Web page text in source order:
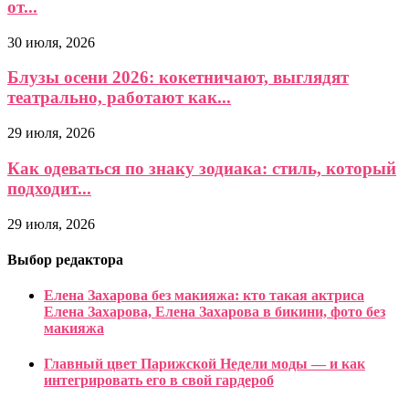
от...
30 июля, 2026
Блузы осени 2026: кокетничают, выглядят
театрально, работают как...
29 июля, 2026
Как одеваться по знаку зодиака: стиль, который
подходит...
29 июля, 2026
Выбор редактора
Елена Захарова без макияжа: кто такая актриса
Елена Захарова, Елена Захарова в бикини, фото без
макияжа
Главный цвет Парижской Недели моды — и как
интегрировать его в свой гардероб